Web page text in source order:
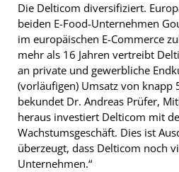
Die Delticom diversifiziert.
beiden E-Food-Unternehmen
im europäischen E-Commerce
mehr als 16 Jahren vertreibt
an private und gewerbliche
(vorläufigen) Umsatz von knapp
bekundet Dr. Andreas Prüfer,
heraus investiert Delticom mit
Wachstumsgeschäft. Dies ist
überzeugt, dass Delticom noch
Unternehmen.“